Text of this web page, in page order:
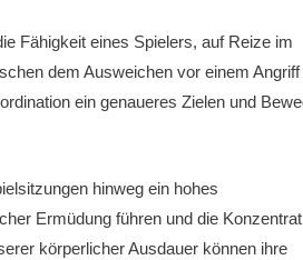
Fähigkeit eines Spielers, auf Reize im
dem Ausweichen vor einem Angriff
ein genaueres Zielen und
hinweg ein hohes
Ermüdung führen und die
körperlicher Ausdauer können ihre